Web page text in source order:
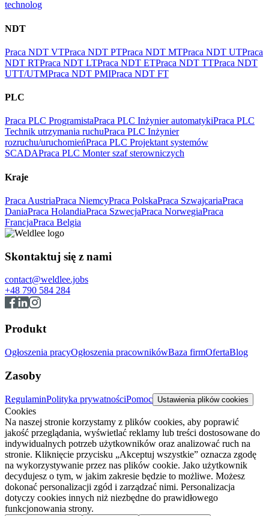
technolog
NDT
Praca NDT VTPraca NDT PTPraca NDT MTPraca NDT UTPraca
NDT RTPraca NDT LTPraca NDT ETPraca NDT TTPraca NDT
UTT/UTMPraca NDT PMIPraca NDT FT
PLC
Praca PLC ProgramistaPraca PLC Inżynier automatykiPraca PLC
Technik utrzymania ruchuPraca PLC Inżynier
rozruchu/uruchomieńPraca PLC Projektant systemów
SCADAPraca PLC Monter szaf sterowniczych
Kraje
Praca AustriaPraca NiemcyPraca PolskaPraca SzwajcariaPraca
DaniaPraca HolandiaPraca SzwecjaPraca NorwegiaPraca
FrancjaPraca Belgia
Skontaktuj się z nami
contact@weldlee.jobs
+48 790 584 284
Produkt
Ogłoszenia pracyOgłoszenia pracownikówBaza firmOfertaBlog
Zasoby
RegulaminPolityka prywatnościPomoc Ustawienia plików cookies
Cookies
Na naszej stronie korzystamy z plików cookies, aby poprawić
jakość przeglądania, wyświetlać reklamy lub treści dostosowane do
indywidualnych potrzeb użytkowników oraz analizować ruch na
stronie. Kliknięcie przycisku „Akceptuj wszystkie” oznacza zgodę
na wykorzystywanie przez nas plików cookie. Jako użytkownik
decydujesz o tym, w jakim zakresie będzie to możliwe. Możesz
dokonać personalizacji zgód i zarządzać nimi. Personalizacja
dotyczy cookies innych niż niezbędne do prawidłowego
funkcjonowania strony.